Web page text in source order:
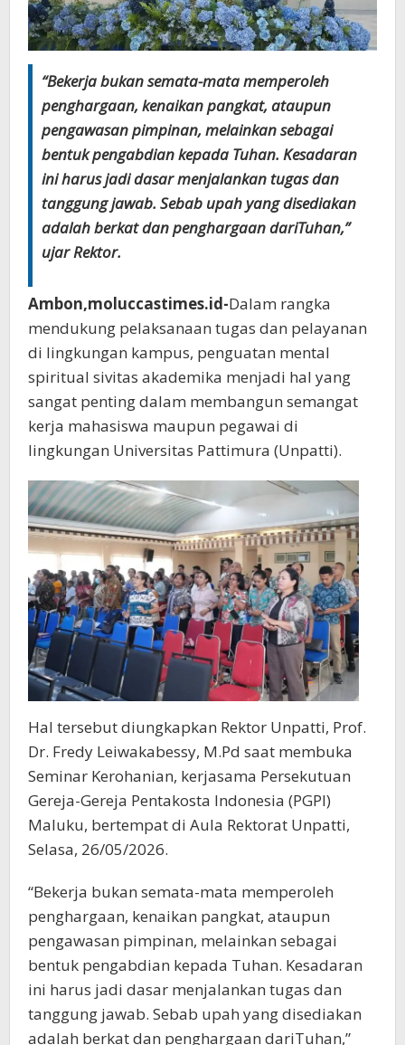
“Bekerja bukan semata-mata memperoleh
penghargaan, kenaikan pangkat, ataupun
pengawasan pimpinan, melainkan sebagai
bentuk pengabdian kepada Tuhan. Kesadaran
ini harus jadi dasar menjalankan tugas dan
tanggung jawab. Sebab upah yang disediakan
adalah berkat dan penghargaan dariTuhan,”
ujar Rektor.
Ambon,moluccastimes.id-Dalam rangka
mendukung pelaksanaan tugas dan pelayanan
di lingkungan kampus, penguatan mental
spiritual sivitas akademika menjadi hal yang
sangat penting dalam membangun semangat
kerja mahasiswa maupun pegawai di
lingkungan Universitas Pattimura (Unpatti).
Hal tersebut diungkapkan Rektor Unpatti, Prof.
Dr. Fredy Leiwakabessy, M.Pd saat membuka
Seminar Kerohanian, kerjasama Persekutuan
Gereja-Gereja Pentakosta Indonesia (PGPI)
Maluku, bertempat di Aula Rektorat Unpatti,
Selasa, 26/05/2026.
“Bekerja bukan semata-mata memperoleh
penghargaan, kenaikan pangkat, ataupun
pengawasan pimpinan, melainkan sebagai
bentuk pengabdian kepada Tuhan. Kesadaran
ini harus jadi dasar menjalankan tugas dan
tanggung jawab. Sebab upah yang disediakan
adalah berkat dan penghargaan dariTuhan,”